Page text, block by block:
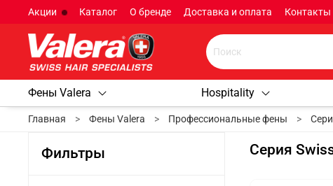
Акции Каталог О бренде Доставка и оплата Контакты
Фены Valera Hospitality
Главная Фены Valera Профессиональные фены
Серия
Фильтры